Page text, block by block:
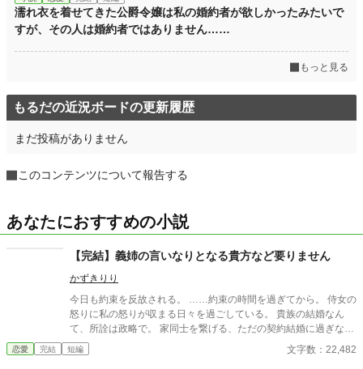
濡れ衣を着せてきた公爵令嬢は私の婚約者が欲しかったみたいで
すが、その人は婚約者ではありません……
もっと見る
もるだの近況ボードの更新履歴
まだ投稿がありません
このコンテンツについて報告する
あなたにおすすめの小説
【完結】義姉の言いなりとなる貴方など要りません
かずきりり
今日も約束を反故される。 ……約束の時間を過ぎてから。 侍女の
怒りに私の怒りが収まる日々を過ごしている。 貴族の結婚なん
て、所詮は政略で。 家同士を繋げる、ただの契約結婚に過ぎな
い。 なのに…… 何もかも義姉優先。 挙句、式や私の部屋も義姉
の言いなりで、義姉の望むまま。 挙句の果て、侯爵家なのだか
恋愛 完結 短編 文字数：22,482